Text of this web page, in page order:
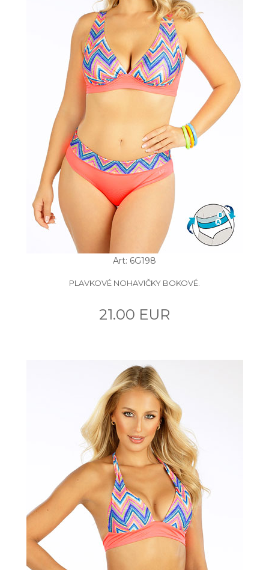
Art: 6G198
PLAVKOVÉ NOHAVIČKY BOKOVÉ.
21.00 EUR